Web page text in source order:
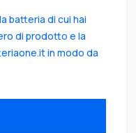
batteria di cui hai
di prodotto e la
in modo da